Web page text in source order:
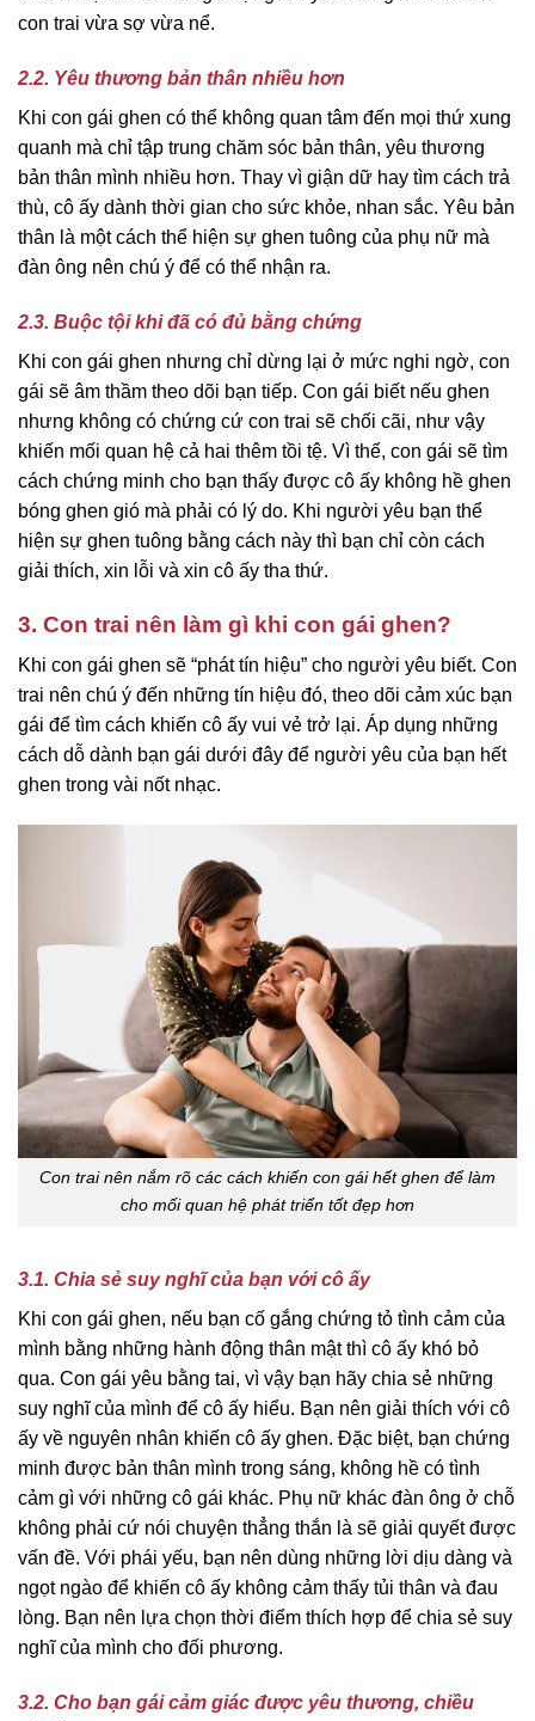
con trai vừa sợ vừa nể.
2.2. Yêu thương bản thân nhiều hơn
Khi con gái ghen có thể không quan tâm đến mọi thứ xung
quanh mà chỉ tập trung chăm sóc bản thân, yêu thương
bản thân mình nhiều hơn. Thay vì giận dữ hay tìm cách trả
thù, cô ấy dành thời gian cho sức khỏe, nhan sắc. Yêu bản
thân là một cách thể hiện sự ghen tuông của phụ nữ mà
đàn ông nên chú ý để có thể nhận ra.
2.3. Buộc tội khi đã có đủ bằng chứng
Khi con gái ghen nhưng chỉ dừng lại ở mức nghi ngờ, con
gái sẽ âm thầm theo dõi bạn tiếp. Con gái biết nếu ghen
nhưng không có chứng cứ con trai sẽ chối cãi, như vậy
khiến mối quan hệ cả hai thêm tồi tệ. Vì thế, con gái sẽ tìm
cách chứng minh cho bạn thấy được cô ấy không hề ghen
bóng ghen gió mà phải có lý do. Khi người yêu bạn thể
hiện sự ghen tuông bằng cách này thì bạn chỉ còn cách
giải thích, xin lỗi và xin cô ấy tha thứ.
3. Con trai nên làm gì khi con gái ghen?
Khi con gái ghen sẽ “phát tín hiệu” cho người yêu biết. Con
trai nên chú ý đến những tín hiệu đó, theo dõi cảm xúc bạn
gái để tìm cách khiến cô ấy vui vẻ trở lại. Áp dụng những
cách dỗ dành bạn gái dưới đây để người yêu của bạn hết
ghen trong vài nốt nhạc.
Con trai nên nắm rõ các cách khiến con gái hết ghen để làm
cho mối quan hệ phát triển tốt đẹp hơn
3.1. Chia sẻ suy nghĩ của bạn với cô ấy
Khi con gái ghen, nếu bạn cố gắng chứng tỏ tình cảm của
mình bằng những hành động thân mật thì cô ấy khó bỏ
qua. Con gái yêu bằng tai, vì vậy bạn hãy chia sẻ những
suy nghĩ của mình để cô ấy hiểu. Bạn nên giải thích với cô
ấy về nguyên nhân khiến cô ấy ghen. Đặc biệt, bạn chứng
minh được bản thân mình trong sáng, không hề có tình
cảm gì với những cô gái khác. Phụ nữ khác đàn ông ở chỗ
không phải cứ nói chuyện thẳng thắn là sẽ giải quyết được
vấn đề. Với phái yếu, bạn nên dùng những lời dịu dàng và
ngọt ngào để khiến cô ấy không cảm thấy tủi thân và đau
lòng. Bạn nên lựa chọn thời điểm thích hợp để chia sẻ suy
nghĩ của mình cho đối phương.
3.2. Cho bạn gái cảm giác được yêu thương, chiều